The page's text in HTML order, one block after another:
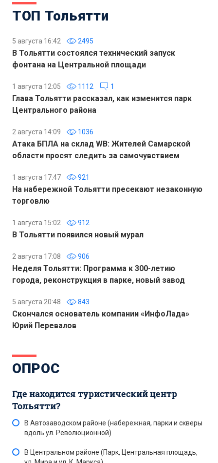
ТОП Тольятти
5 августа 16:42 2495
В Тольятти состоялся технический запуск
фонтана на Центральной площади
1 августа 12:05 1112 1
Глава Тольятти рассказал, как изменится парк
Центрального района
2 августа 14:09 1036
Атака БПЛА на склад WB: Жителей Самарской
области просят следить за самочувствием
1 августа 17:47 921
На набережной Тольятти пресекают незаконную
торговлю
1 августа 15:02 912
В Тольятти появился новый мурал
2 августа 17:08 906
Неделя Тольятти: Программа к 300-летию
города, реконструкция в парке, новый завод
5 августа 20:48 843
Скончался основатель компании «ИнфоЛада»
Юрий Перевалов
ОПРОС
Где находится туристический центр
Тольятти?
В Автозаводском районе (набережная, парки и скверы
вдоль ул. Революционной)
В Центральном районе (Парк, Центральная площадь,